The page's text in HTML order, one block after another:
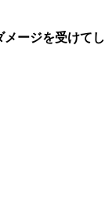
メージを受けてし